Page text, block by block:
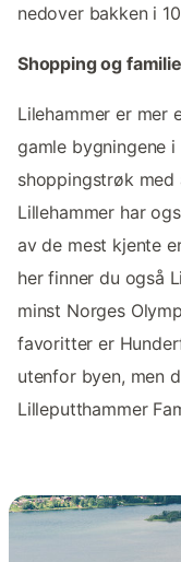
nedover bakken i
Shopping og
Lilehammer er mer
gamle bygningene
shoppingstrøk
Lillehammer har
av de mest kjente
her finner du også
minst Norges
favoritter er
utenfor byen, men
Lilleputthammer